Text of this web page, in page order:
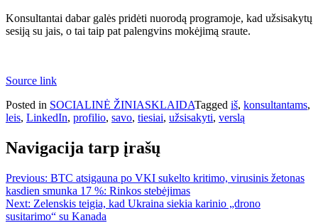
Konsultantai dabar galės pridėti nuorodą programoje, kad užsisakytų
sesiją su jais, o tai taip pat palengvins mokėjimą sraute.
Source link
Posted in SOCIALINĖ ŽINIASKLAIDATagged iš, konsultantams,
leis, LinkedIn, profilio, savo, tiesiai, užsisakyti, verslą
Navigacija tarp įrašų
Previous: BTC atsigauna po VKI sukelto kritimo, virusinis žetonas
kasdien smunka 17 %: Rinkos stebėjimas
Next: Zelenskis teigia, kad Ukraina siekia karinio „drono
susitarimo“ su Kanada